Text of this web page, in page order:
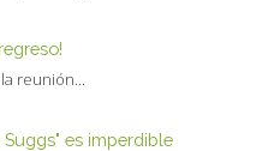
reunión...
es imperdible